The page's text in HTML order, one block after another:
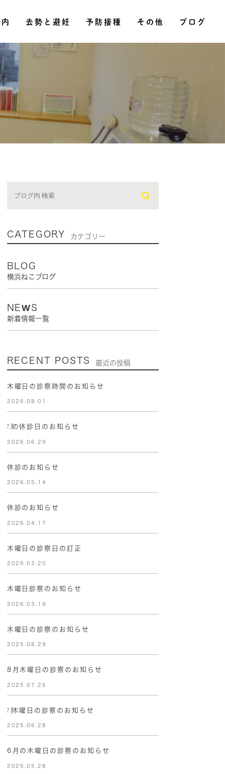
去勢と避妊 予防接種 その他 ブログ
CATEGORY カテゴリー
BLOG
横浜ねこブログ
NEWS
新着情報一覧
RECENT POSTS 最近の投稿
木曜日の診察時間のお知らせ
2026.08.01
㋆の休診日のお知らせ
2026.06.29
休診のお知らせ
2026.05.14
休診のお知らせ
2026.04.17
木曜日の診察日の訂正
2026.03.20
木曜日診察のお知らせ
2026.03.19
木曜日の診察のお知らせ
2025.08.29
8月木曜日の診察のお知らせ
2025.07.25
㋆木曜日の診察のお知らせ
2025.06.28
6月の木曜日の診察のお知らせ
2025.05.28